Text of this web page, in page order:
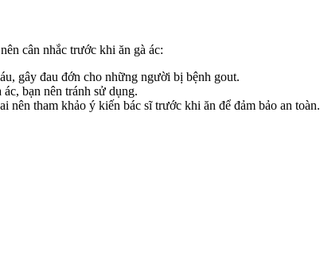
cân nhắc trước khi ăn gà ác:
gây đau đớn cho những người bị bệnh gout.
bạn nên tránh sử dụng.
tham khảo ý kiến bác sĩ trước khi ăn để đảm bảo an toàn.